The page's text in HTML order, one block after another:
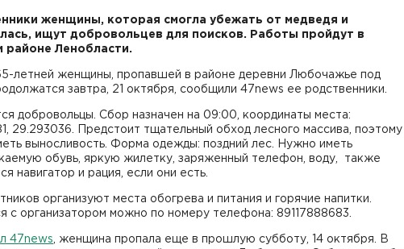
женщины, которая смогла убежать от медведя и
ищут добровольцев для поисков. Работы пройдут в
районе Ленобласти.
летней женщины, пропавшей в районе деревни Любочажье под
завтра, 21 октября, сообщили 47news ее родственники.
добровольцы. Сбор назначен на 09:00, координаты места:
29.293036. Предстоит тщательный обход лесного массива, поэтому
выносливость. Форма одежды: поздний лес. Нужно иметь
обувь, яркую жилетку, заряженный телефон, воду, также
навигатор и рация, если они есть.
организуют места обогрева и питания и горячие напитки.
с организатором можно по номеру телефона: 89117888683.
47news , женщина пропала еще в прошлую субботу, 14 октября. В